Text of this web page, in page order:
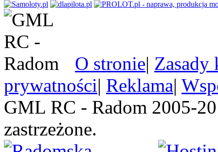
O stronie| Zasady
prywatności| Reklama|
GML RC - Radom 2005-
zastrzeżone.